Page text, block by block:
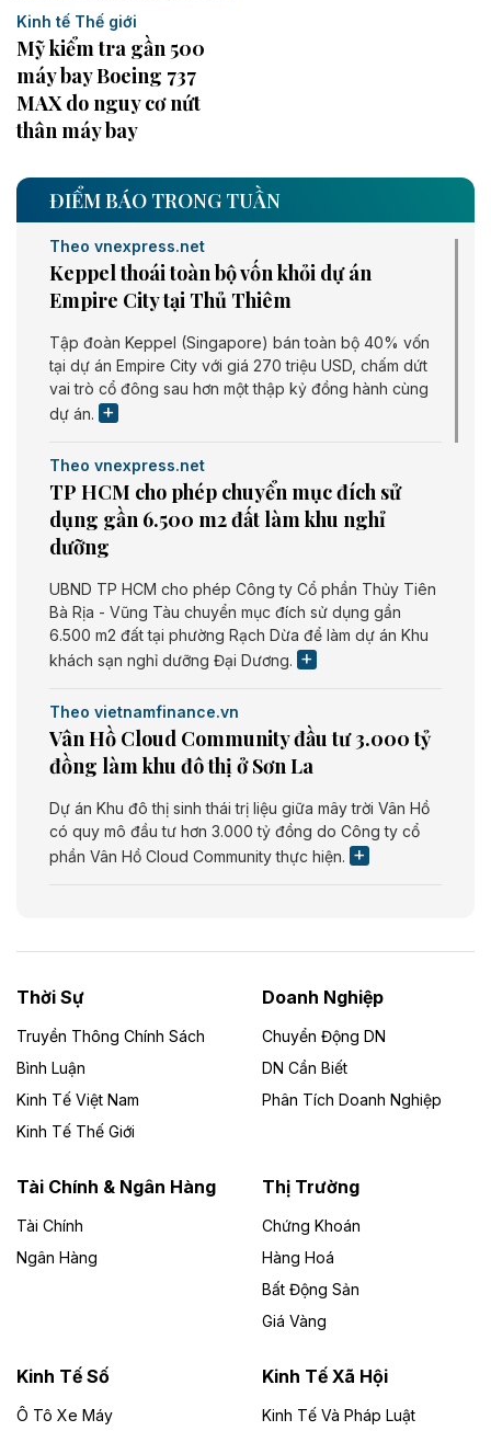
Kinh tế Thế giới
Mỹ kiểm tra gần 500
máy bay Boeing 737
MAX do nguy cơ nứt
thân máy bay
ĐIỂM BÁO TRONG TUẦN
Theo vnexpress.net
Keppel thoái toàn bộ vốn khỏi dự án
Empire City tại Thủ Thiêm
Tập đoàn Keppel (Singapore) bán toàn bộ 40% vốn
tại dự án Empire City với giá 270 triệu USD, chấm dứt
vai trò cổ đông sau hơn một thập kỷ đồng hành cùng
dự án.
Theo vnexpress.net
TP HCM cho phép chuyển mục đích sử
dụng gần 6.500 m2 đất làm khu nghỉ
dưỡng
UBND TP HCM cho phép Công ty Cổ phần Thủy Tiên
Bà Rịa - Vũng Tàu chuyển mục đích sử dụng gần
6.500 m2 đất tại phường Rạch Dừa để làm dự án Khu
khách sạn nghỉ dưỡng Đại Dương.
Theo vietnamfinance.vn
Vân Hồ Cloud Community đầu tư 3.000 tỷ
đồng làm khu đô thị ở Sơn La
Dự án Khu đô thị sinh thái trị liệu giữa mây trời Vân Hồ
có quy mô đầu tư hơn 3.000 tỷ đồng do Công ty cổ
phần Vân Hồ Cloud Community thực hiện.
Dự án Nhà máy xử lý rác và phát điện Bắc Giang do
Công ty TNHH Năng lượng môi trường Bắc Giang làm
Theo vietnamfinance.vn
Đức Long Gia Lai mở rộng ‘hệ sinh thái’
Lai
Bốn doanh nghiệp có sự góp vốn của Công ty Cổ
phần Tập đoàn Đức Long Gia Lai (HoSE: DLG) được
Gia Lai với tổng vốn hơn 4.750 tỷ đồng.
Đồng Nai cho thuê gần 59 ha đất làm khu
công nghiệp ở Long Thành
Thời Sự
Truyền Thông Chính Sách
Bình Luận
Kinh Tế Việt Nam
Kinh Tế Thế Giới
Doanh Nghiệp
Chuyển Động DN
DN Cần Biết
Phân Tích Doanh Nghiệp
Tài Chính & Ngân Hàng
Tài Chính
Ngân Hàng
Thị Trường
Chứng Khoán
Hàng Hoá
Bất Động Sản
Giá Vàng
Kinh Tế Số
Ô Tô Xe Máy
Kinh Tế Xã Hội
Kinh Tế Và Pháp Luật